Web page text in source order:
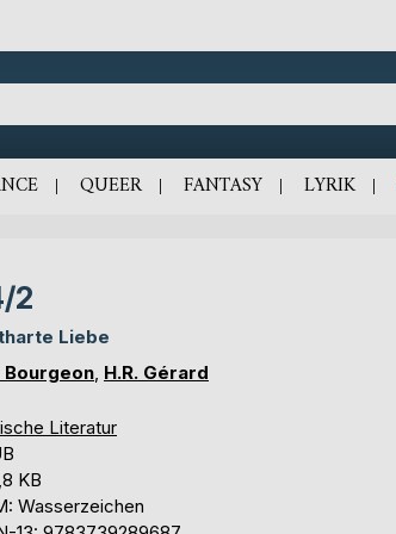
QUEER FANTASY LYRIK
2
Liebe
Bourgeon H.R. Gérard
Literatur
KB
Wasserzeichen